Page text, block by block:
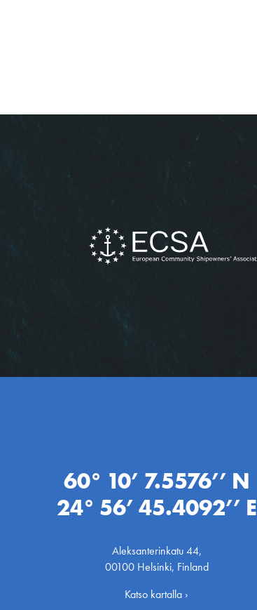
60° 10’ 7.5576’’ N
24° 56’ 45.4092’’ E
Aleksanterinkatu 44,
00100 Helsinki, Finland
Katso kartalla ›